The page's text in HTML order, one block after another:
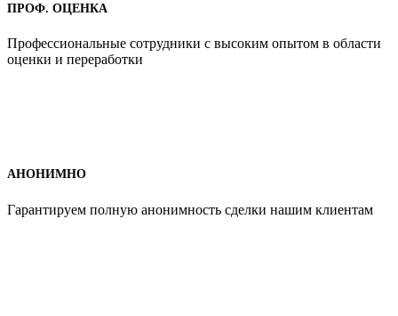
ПРОФ. ОЦЕНКА
Профессиональные сотрудники с высоким опытом в области
оценки и переработки
АНОНИМНО
Гарантируем полную анонимность сделки нашим клиентам